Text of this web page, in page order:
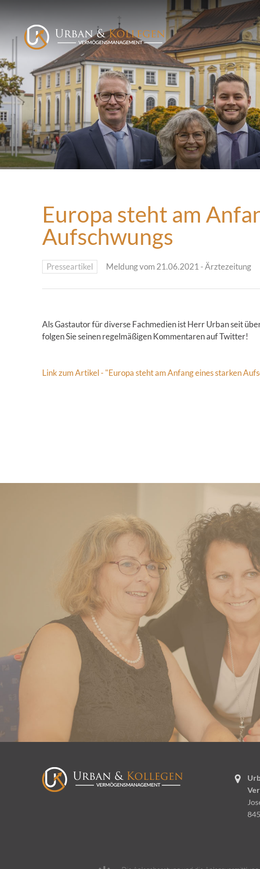
Europa steht am
Aufschwungs
Presseartikel Meldung vom 21.06.2021 - Ärztezeitung
Als Gastautor für diverse Fachmedien ist Herr Urban seit
folgen Sie seinen regelmäßigen Kommentaren auf Twitter!
Link zum Artikel - "Europa steht am Anfang eines starken